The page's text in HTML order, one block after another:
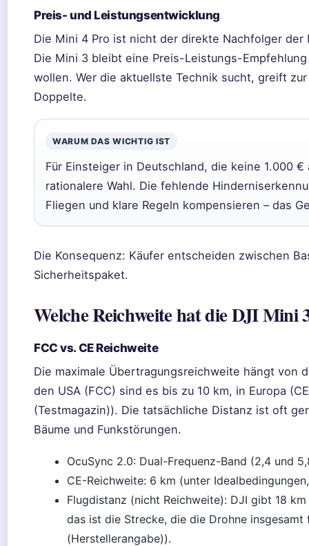
Preis- und Leistungsentwicklung
Die Mini 4 Pro ist nicht der direkte Nachfolger
Die Mini 3 bleibt eine Preis-Leistungs-
wollen. Wer die aktuellste Technik sucht, greift
Doppelte.
WARUM DAS WICHTIG IST
Für Einsteiger in Deutschland, die keine 1.000
rationalere Wahl. Die fehlende
Fliegen und klare Regeln kompensieren – das
Die Konsequenz: Käufer entscheiden zwischen
Sicherheitspaket.
Welche Reichweite hat die DJI Mini
FCC vs. CE Reichweite
Die maximale Übertragungsreichweite hängt von
den USA (FCC) sind es bis zu 10 km, in Europa
(Testmagazin)). Die tatsächliche Distanz ist oft
Bäume und Funkstörungen.
OcuSync 2.0: Dual-Frequenz-Band (2,4 und
CE-Reichweite: 6 km (unter
Flugdistanz (nicht Reichweite): DJI gibt 18
das ist die Strecke, die die Drohne
(Herstellerangabe)).